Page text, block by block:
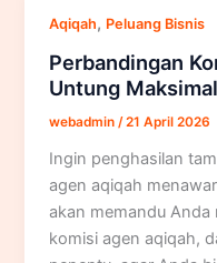
Aqiqah, Peluang Bisnis
Perbandingan
Untung
webadmin /21 April 2026
Ingin penghasilan
agen aqiqah
akan memandu
komisi agen aqiqah,